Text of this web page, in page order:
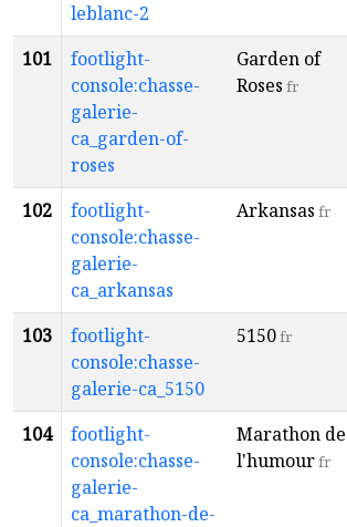
leblanc-2
101
footlight-
console:chasse-
galerie-
ca_garden-of-
roses
Garden of
Roses fr
102
footlight-
console:chasse-
galerie-
ca_arkansas
Arkansas fr
103
footlight-
console:chasse-
galerie-ca_5150
5150fr
104
footlight-
console:chasse-
galerie-
ca_marathon-de-
Marathon de
l'humourfr